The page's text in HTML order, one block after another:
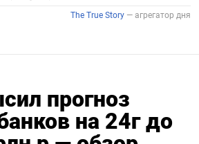
прогноз
на 24г до